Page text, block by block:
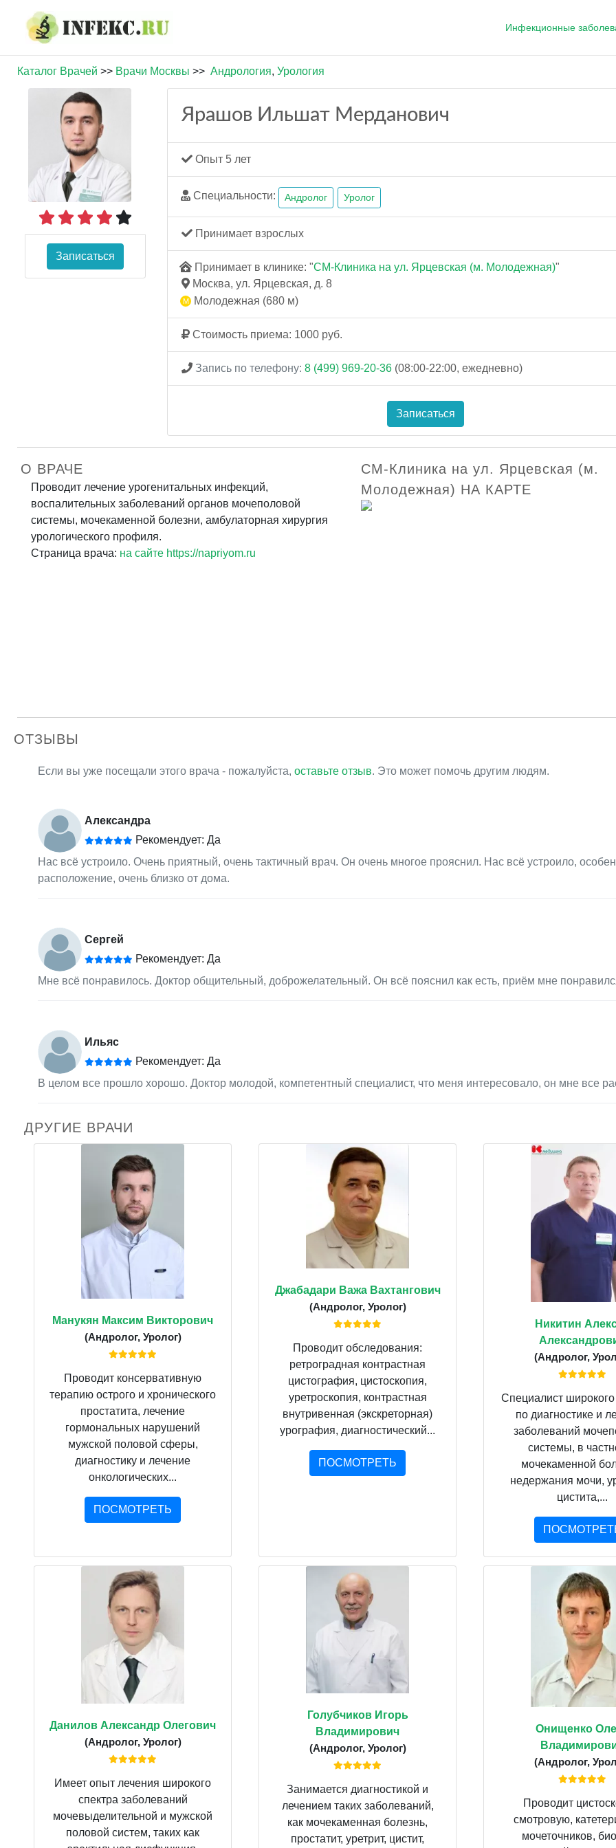
Инфекционные
Каталог Врачей >> Врачи Москвы >> Андрология, Урология
Записаться
Ярашов Ильшат Мерданович
Опыт 5 лет
Специальности: Андролог Уролог
Принимает взрослых
Принимает в клинике: "СМ-Клиника на ул. Ярцевская (м. Молодежная)"
Москва, ул. Ярцевская, д. 8
Молодежная (680 м)
Стоимость приема: 1000 руб.
Запись по телефону: 8 (499) 969-20-36 (08:00-22:00, ежедневно)
Записаться
О ВРАЧЕ
Проводит лечение урогенитальных инфекций,
воспалительных заболеваний органов мочеполовой
системы, мочекаменной болезни, амбулаторная хирургия
урологического профиля.
Страница врача: на сайте https://napriyom.ru
СМ-Клиника на ул. Ярцевская (м.
Молодежная) НА КАРТЕ
ОТЗЫВЫ
Если вы уже посещали этого врача - пожалуйста, оставьте отзыв. Это может помочь другим людям.
Александра
Рекомендует: Да
Нас всё устроило. Очень приятный, очень тактичный врач. Он очень многое прояснил. Нас всё устроило,
расположение, очень близко от дома.
Сергей
Рекомендует: Да
Мне всё понравилось. Доктор общительный, доброжелательный. Он всё пояснил как есть, приём мне
Ильяс
Рекомендует: Да
В целом все прошло хорошо. Доктор молодой, компетентный специалист, что меня интересовало, он мне все
ДРУГИЕ ВРАЧИ
Манукян Максим Викторович
(Андролог, Уролог)
Проводит консервативную
терапию острого и хронического
простатита, лечение
гормональных нарушений
мужской половой сферы,
диагностику и лечение
онкологических...
ПОСМОТРЕТЬ
Джабадари Важа Вахтангович
(Андролог, Уролог)
Проводит обследования:
ретроградная контрастная
цистография, цистоскопия,
уретроскопия, контрастная
внутривенная (экскреторная)
урография, диагностический...
ПОСМОТРЕТЬ
Никитин
(Андролог,
Специалист
по диагностике и
заболеваний
системы, в
мочекаменной
недержания мочи,
цистита,...
Данилов Александр Олегович
(Андролог, Уролог)
Имеет опыт лечения широкого
спектра заболеваний
мочевыделительной и мужской
половой систем, таких как
Голубчиков Игорь
Владимирович
(Андролог, Уролог)
Занимается диагностикой и
лечением таких заболеваний,
как мочекаменная болезнь,
простатит, уретрит, цистит,
Онищенко
(Андролог,
Проводит
смотровую,
мочеточников,